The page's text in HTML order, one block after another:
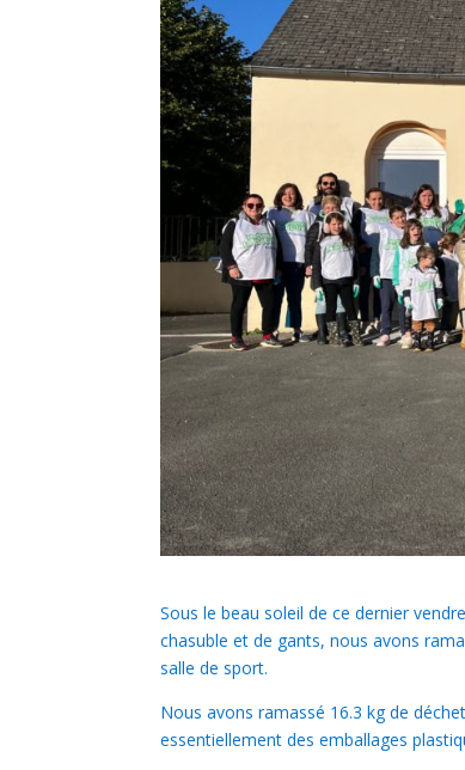
Sous le beau soleil de ce dernier
chasuble et de gants, nous avons
salle de sport.
Nous avons ramassé 16.3 kg de
essentiellement des emballages